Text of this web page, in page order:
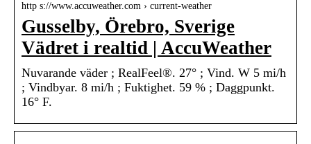
http s://www.accuweather.com › current-weather
Gusselby, Örebro, Sverige
Vädret i realtid | AccuWeather
Nuvarande väder ; RealFeel®. 27° ; Vind. W 5 mi/h
; Vindbyar. 8 mi/h ; Fuktighet. 59 % ; Daggpunkt.
16° F.